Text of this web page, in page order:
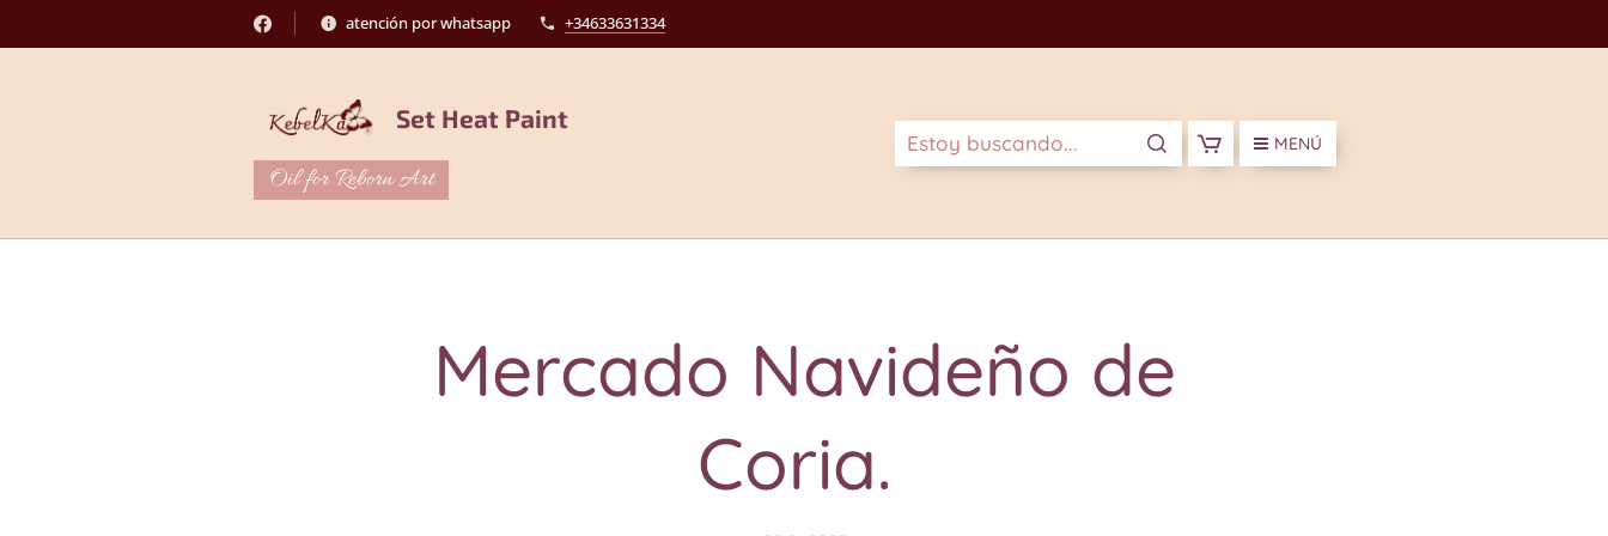
atención por whatsapp +34633631334
Set Heat Paint
Oil for Reborn Art
MENÚ
Mercado Navideño de
Coria.